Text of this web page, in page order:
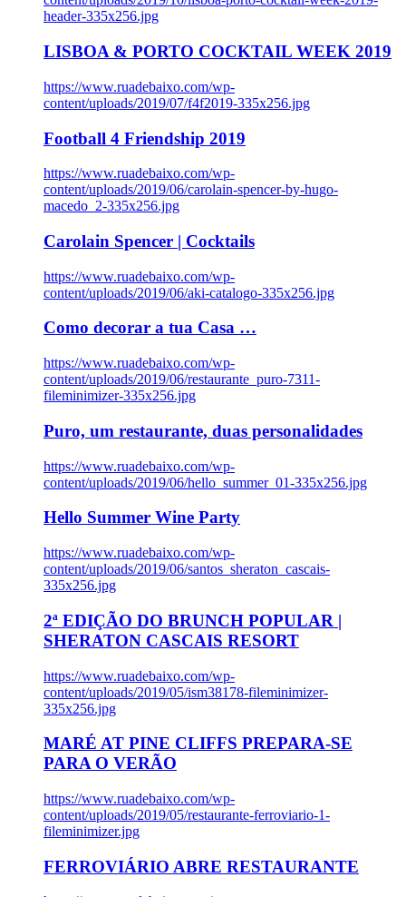
header-335x256.jpg
LISBOA & PORTO COCKTAIL WEEK 2019
https://www.ruadebaixo.com/wp-
content/uploads/2019/07/f4f2019-335x256.jpg
Football 4 Friendship 2019
https://www.ruadebaixo.com/wp-
content/uploads/2019/06/carolain-spencer-by-hugo-
macedo_2-335x256.jpg
Carolain Spencer | Cocktails
https://www.ruadebaixo.com/wp-
content/uploads/2019/06/aki-catalogo-335x256.jpg
Como decorar a tua Casa …
https://www.ruadebaixo.com/wp-
content/uploads/2019/06/restaurante_puro-7311-
fileminimizer-335x256.jpg
Puro, um restaurante, duas personalidades
https://www.ruadebaixo.com/wp-
content/uploads/2019/06/hello_summer_01-335x256.jpg
Hello Summer Wine Party
https://www.ruadebaixo.com/wp-
content/uploads/2019/06/santos_sheraton_cascais-
335x256.jpg
2ª EDIÇÃO DO BRUNCH POPULAR |
SHERATON CASCAIS RESORT
https://www.ruadebaixo.com/wp-
content/uploads/2019/05/ism38178-fileminimizer-
335x256.jpg
MARÉ AT PINE CLIFFS PREPARA-SE
PARA O VERÃO
https://www.ruadebaixo.com/wp-
content/uploads/2019/05/restaurante-ferroviario-1-
fileminimizer.jpg
FERROVIÁRIO ABRE RESTAURANTE